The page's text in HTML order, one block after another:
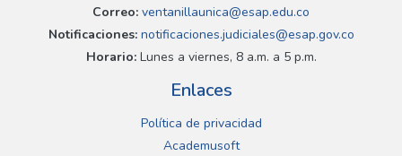
Correo: ventanillaunica@esap.edu.co
Notificaciones:notificaciones.judiciales@esap.gov.co
Horario:Lunes a viernes, 8 a.m. a 5 p.m.
Enlaces
Política de privacidad
Academusoft